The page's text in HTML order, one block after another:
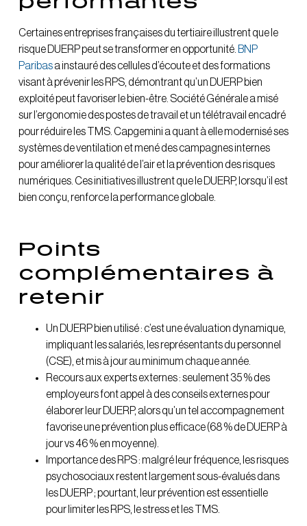
Certaines entreprises françaises du tertiaire illustrent que le
risque DUERP peut se transformer en opportunité. BNP
Paribasa instauré des cellules d’écoute et des formations
visant à prévenir les RPS, démontrant qu’un DUERP bien
exploité peut favoriser le bien-être. Société Générale a misé
sur l’ergonomie des postes de travail et un télétravail encadré
pour réduire les TMS. Capgemini a quant à elle modernisé ses
systèmes de ventilation et mené des campagnes internes
pour améliorer la qualité de l’air et la prévention des risques
numériques. Ces initiatives illustrent que le DUERP, lorsqu’il est
bien conçu, renforce la performance globale.
Points
complémentaires à
retenir
Un DUERP bien utilisé : c’est une évaluation dynamique,
impliquant les salariés, les représentants du personnel
(CSE), et mis à jour au minimum chaque année.
Recours aux experts externes : seulement 35 % des
employeurs font appel à des conseils externes pour
élaborer leur DUERP, alors qu’un tel accompagnement
favorise une prévention plus efficace (68 % de DUERP à
jour vs 46 % en moyenne).
Importance des RPS : malgré leur fréquence, les risques
psychosociaux restent largement sous-évalués dans
les DUERP ; pourtant, leur prévention est essentielle
pour limiter les RPS, le stress et les TMS.